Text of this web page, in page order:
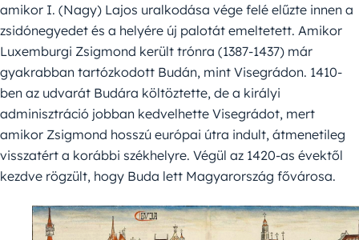
amikor I. (Nagy) Lajos uralkodása vége felé elűzte innen a
zsidónegyedet és a helyére új palotát emeltetett. Amikor
Luxemburgi Zsigmond került trónra (1387-1437) már
gyakrabban tartózkodott Budán, mint Visegrádon. 1410-
ben az udvarát Budára költöztette, de a királyi
adminisztráció jobban kedvelhette Visegrádot, mert
amikor Zsigmond hosszú európai útra indult, átmenetileg
visszatért a korábbi székhelyre. Végül az 1420-as évektől
kezdve rögzült, hogy Buda lett Magyarország fővárosa.